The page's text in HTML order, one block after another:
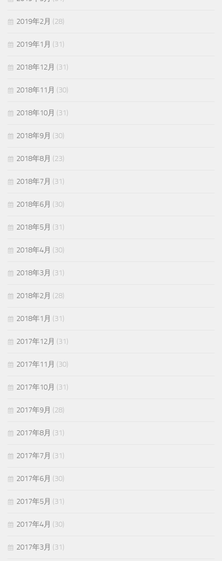
2019年2月 (28)
2019年1月 (31)
2018年12月 (31)
2018年11月 (30)
2018年10月 (31)
2018年9月 (30)
2018年8月 (23)
2018年7月 (31)
2018年6月 (30)
2018年5月 (31)
2018年4月 (30)
2018年3月 (31)
2018年2月 (28)
2018年1月 (31)
2017年12月 (31)
2017年11月 (30)
2017年10月 (31)
2017年9月 (28)
2017年8月 (31)
2017年7月 (31)
2017年6月 (30)
2017年5月 (31)
2017年4月 (30)
2017年3月 (31)